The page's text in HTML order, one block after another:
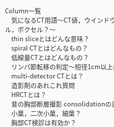
Column一覧
気になるCT用語〜CT値，ウインド
ル，ボクセル？〜
thin sliceとはどんな意味？
spiral CTとはどんなもの？
低線量CTとはどんなもの？
リンパ節転移の判定〜短径1cm以
multi-detector CTとは？
造影剤のあれこれ質問
HRCTとは？
昔の胸部断層撮影 consolidationの
小葉，二次小葉，細葉？
胸部CT検診は有効か？